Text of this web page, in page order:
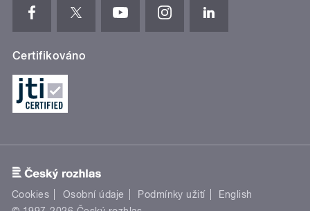
Certifikováno
Cookies Osobní údaje Podmínky užití
English